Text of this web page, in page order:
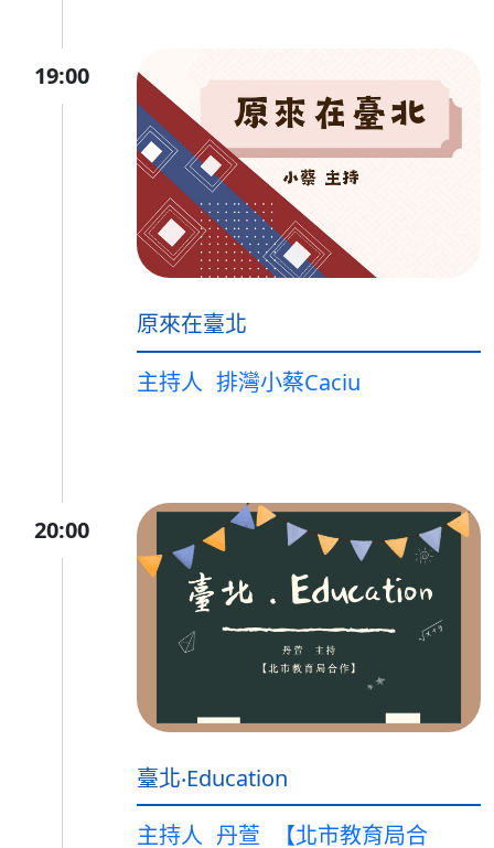
19:00
原來在臺北
主持人 排灣小蔡Caciu
20:00
臺北‧Education
主持人 丹萱
【北市教育局合